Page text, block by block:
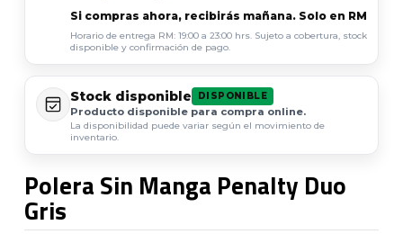
Si compras ahora, recibirás mañana. Solo en RM
Horario de entrega RM: 19:00 a 23:00 hrs. Sujeto a cobertura, stock
disponible y confirmación de pago.
Stock disponible DISPONIBLE
Producto disponible para compra online.
La disponibilidad puede variar según el movimiento de
inventario.
Polera Sin Manga Penalty Duo
Gris